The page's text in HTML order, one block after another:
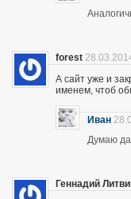
forest
А сайт уже и
именем, чтоб
Иван
Думаю
Геннадий